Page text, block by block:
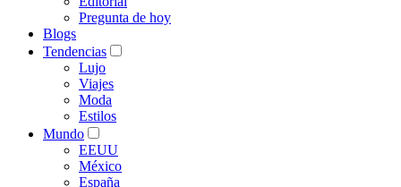
Pregunta de hoy
Blogs
Tendencias
Lujo
Viajes
Moda
Estilos
Mundo
EEUU
México
España